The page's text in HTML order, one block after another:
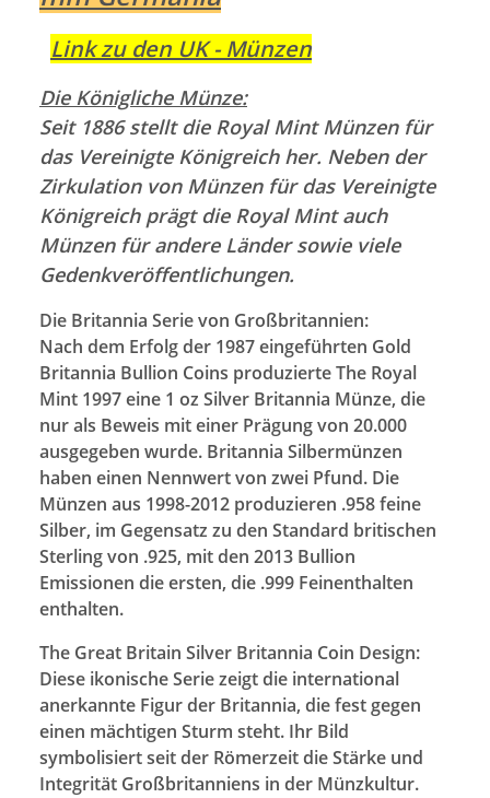
Link zu den UK - Münzen
Die Königliche Münze:
Seit 1886 stellt die Royal Mint Münzen für
das Vereinigte Königreich her. Neben der
Zirkulation von Münzen für das Vereinigte
Königreich prägt die Royal Mint auch
Münzen für andere Länder sowie viele
Gedenkveröffentlichungen.
Die Britannia Serie von Großbritannien:
Nach dem Erfolg der 1987 eingeführten Gold
Britannia Bullion Coins produzierte The Royal
Mint 1997 eine 1 oz Silver Britannia Münze, die
nur als Beweis mit einer Prägung von 20.000
ausgegeben wurde. Britannia Silbermünzen
haben einen Nennwert von zwei Pfund. Die
Münzen aus 1998-2012 produzieren .958 feine
Silber, im Gegensatz zu den Standard britischen
Sterling von .925, mit den 2013 Bullion
Emissionen die ersten, die .999 Feinenthalten
enthalten.
The Great Britain Silver Britannia Coin Design:
Diese ikonische Serie zeigt die international
anerkannte Figur der Britannia, die fest gegen
einen mächtigen Sturm steht. Ihr Bild
symbolisiert seit der Römerzeit die Stärke und
Integrität Großbritanniens in der Münzkultur.